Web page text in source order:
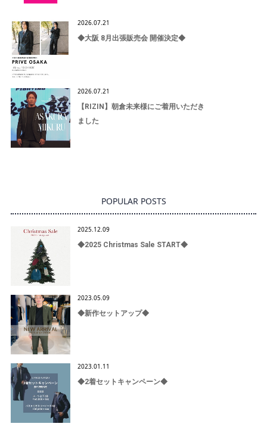
2026.07.21
◆大阪 8月出張販売会 開催決定◆
2026.07.21
【RIZIN】朝倉未来様にご着用いただき
ました
POPULAR POSTS
2025.12.09
◆2025 Christmas Sale START◆
2023.05.09
◆新作セットアップ◆
2023.01.11
◆2着セットキャンペーン◆